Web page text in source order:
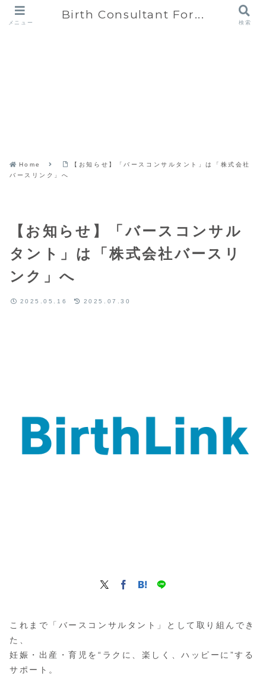
Home
【お知らせ】「バースコンサルタント」は「株式会社
バースリンク」へ
【お知らせ】「バースコンサル
タント」は「株式会社バースリ
ンク」へ
2025.05.16 2025.07.30
これまで「バースコンサルタント」として取り組んでき
た、
妊娠・出産・育児を“ラクに、楽しく、ハッピーに”する
サポート。
メニュー
Birth Consultant For...
検索